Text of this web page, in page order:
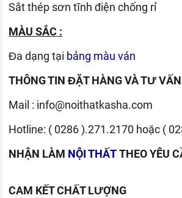
Sắt thép sơn tĩnh điện chống rỉ
MÀU SẮC :
Đa dạng tại bảng màu ván
THÔNG TIN ĐẶT HÀNG VÀ TƯ VẤN
Mail : info@noithatkasha.com
Hotline: ( 0286 ).271.2170 hoặc (
NHẬN LÀM NỘI THẤTTHEO YÊU
CAM KẾT CHẤT LƯỢNG